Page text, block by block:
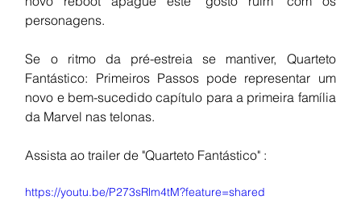
personagens.
Se o ritmo da pré-estreia se mantiver, Quarteto
Fantástico: Primeiros Passos pode representar um
novo e bem-sucedido capítulo para a primeira família
da Marvel nas telonas.
Assista ao trailer de "Quarteto Fantástico" :
https://youtu.be/P273sRlm4tM?feature=shared